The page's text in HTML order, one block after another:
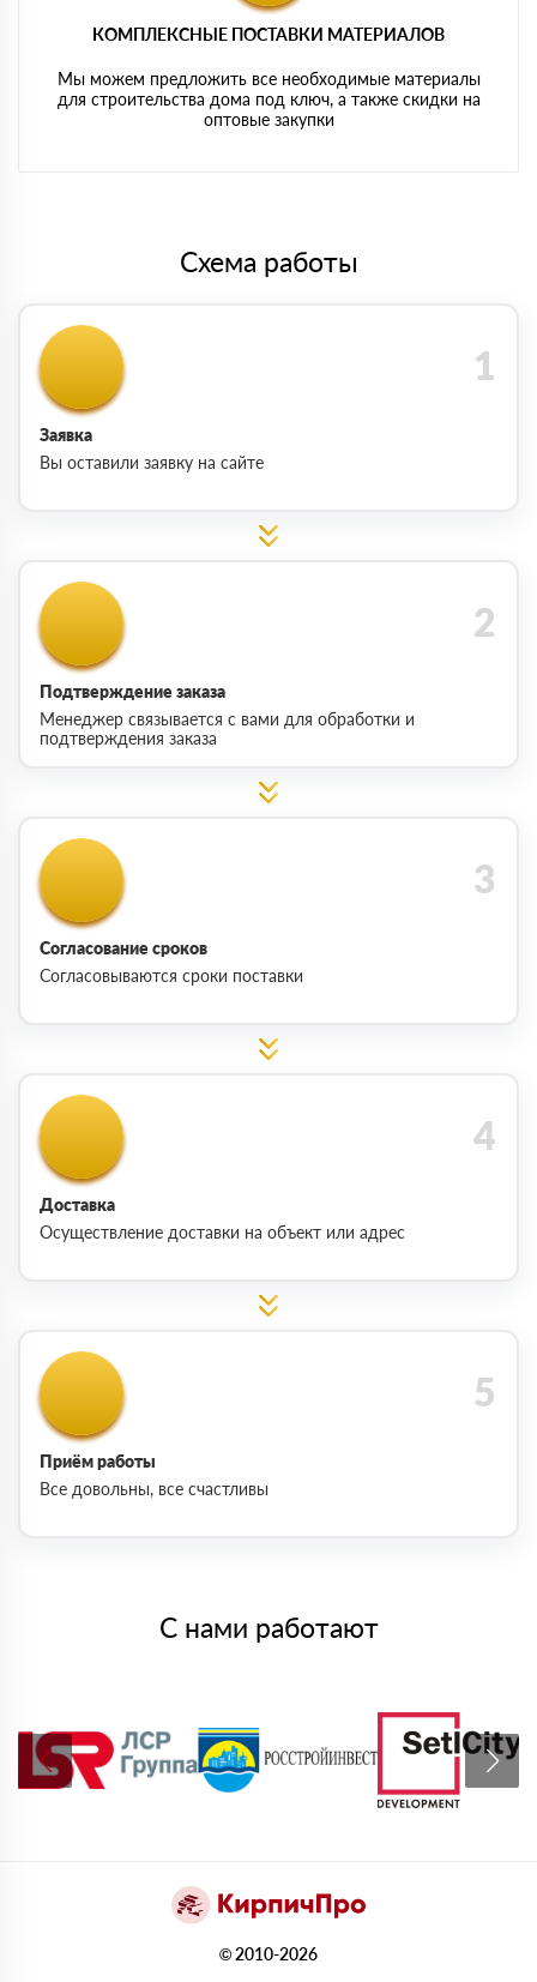
КОМПЛЕКСНЫЕ ПОСТАВКИ МАТЕРИАЛОВ
Мы можем предложить все необходимые материалы
для строительства дома под ключ, а также скидки на
оптовые закупки
Схема работы
Заявка
Вы оставили заявку на сайте
Подтверждение заказа
Менеджер связывается с вами для обработки и
подтверждения заказа
Согласование сроков
Согласовываются сроки поставки
Доставка
Осуществление доставки на объект или адрес
Приём работы
Все довольны, все счастливы
С нами работают
© 2010-2026